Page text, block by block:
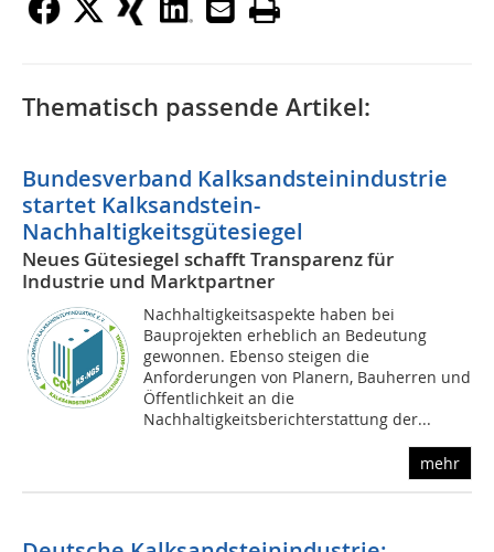
Thematisch passende Artikel:
Bundesverband Kalksandsteinindustrie
startet Kalksandstein-
Nachhaltigkeitsgütesiegel
Neues Gütesiegel schafft Transparenz für
Industrie und Marktpartner
Nachhaltigkeitsaspekte haben bei
Bauprojekten erheblich an Bedeutung
gewonnen. Ebenso steigen die
Anforderungen von Planern, Bauherren und
Öffentlichkeit an die
Nachhaltigkeitsberichterstattung der...
mehr